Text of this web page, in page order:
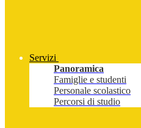
Servizi
Panoramica
Famiglie e studenti
Personale scolastico
Percorsi di studio